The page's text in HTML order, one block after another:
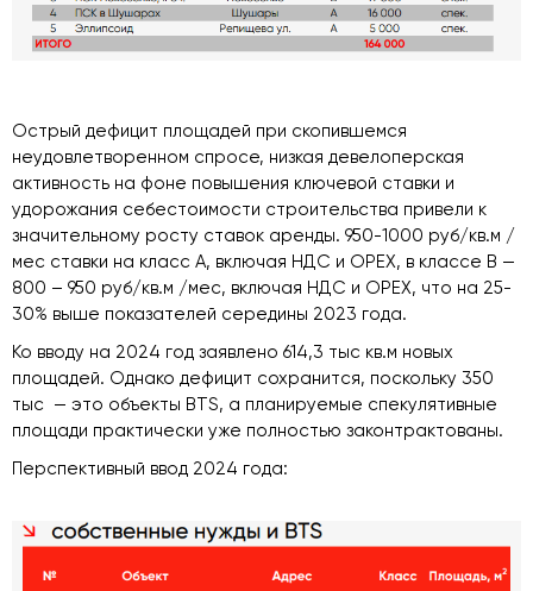
Острый дефицит площадей при скопившемся
неудовлетворенном спросе, низкая девелоперская
активность на фоне повышения ключевой ставки и
удорожания себестоимости строительства привели к
значительному росту ставок аренды. 950-1000 руб/кв.м /
мес ставки на класс А, включая НДС и ОРЕХ, в классе В —
800 – 950 руб/кв.м /мес, включая НДС и ОРЕХ, что на 25-
30% выше показателей середины 2023 года.
Ко вводу на 2024 год заявлено 614,3 тыс кв.м новых
площадей. Однако дефицит сохранится, поскольку 350
тыс — это объекты BTS, а планируемые спекулятивные
площади практически уже полностью законтрактованы.
Перспективный ввод 2024 года: